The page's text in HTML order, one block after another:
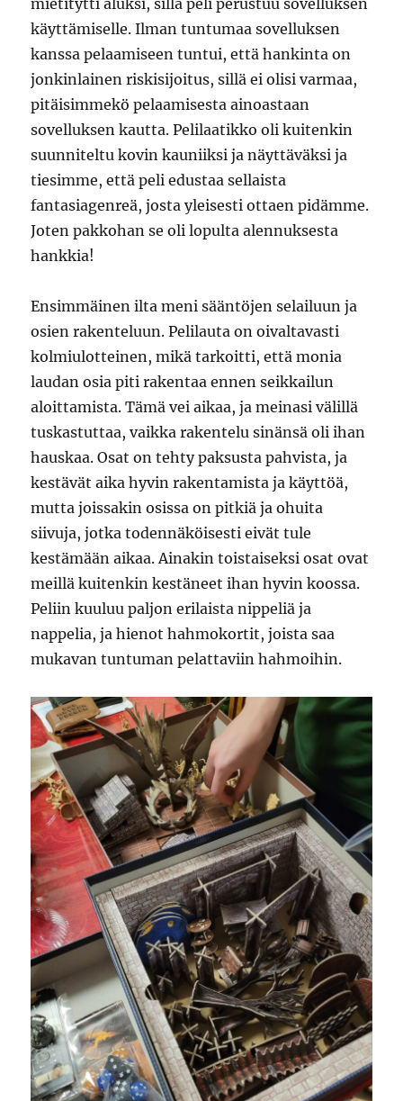
mietitytti aluksi, sillä peli perustuu sovelluksen
käyttämiselle. Ilman tuntumaa sovelluksen
kanssa pelaamiseen tuntui, että hankinta on
jonkinlainen riskisijoitus, sillä ei olisi varmaa,
pitäisimmekö pelaamisesta ainoastaan
sovelluksen kautta. Pelilaatikko oli kuitenkin
suunniteltu kovin kauniiksi ja näyttäväksi ja
tiesimme, että peli edustaa sellaista
fantasiagenreä, josta yleisesti ottaen pidämme.
Joten pakkohan se oli lopulta alennuksesta
hankkia!
Ensimmäinen ilta meni sääntöjen selailuun ja
osien rakenteluun. Pelilauta on oivaltavasti
kolmiulotteinen, mikä tarkoitti, että monia
laudan osia piti rakentaa ennen seikkailun
aloittamista. Tämä vei aikaa, ja meinasi välillä
tuskastuttaa, vaikka rakentelu sinänsä oli ihan
hauskaa. Osat on tehty paksusta pahvista, ja
kestävät aika hyvin rakentamista ja käyttöä,
mutta joissakin osissa on pitkiä ja ohuita
siivuja, jotka todennäköisesti eivät tule
kestämään aikaa. Ainakin toistaiseksi osat ovat
meillä kuitenkin kestäneet ihan hyvin koossa.
Peliin kuuluu paljon erilaista nippeliä ja
nappelia, ja hienot hahmokortit, joista saa
mukavan tuntuman pelattaviin hahmoihin.